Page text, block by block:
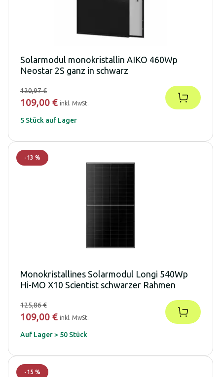
Solarmodul monokristallin AIKO 460Wp
Neostar 2S ganz in schwarz
120,97 €
109,00 € inkl. MwSt.
5 Stück auf Lager
-13 %
Monokristallines Solarmodul Longi 540Wp
Hi-MO X10 Scientist schwarzer Rahmen
125,86 €
109,00 € inkl. MwSt.
Auf Lager > 50 Stück
-15 %